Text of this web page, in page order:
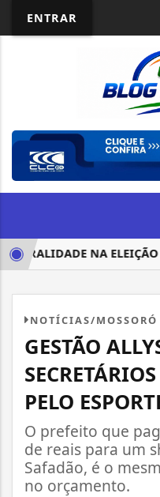
ENTRAR
NA ELEIÇÃO
NOTÍCIAS/MOSSORÓ
GESTÃO
PELO
O prefeito que
de reais para um
Safadão, é o
no orçamento.